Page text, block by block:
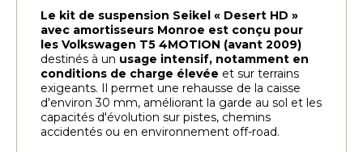
Le kit de suspension Seikel « Desert HD »
avec amortisseurs Monroe est conçu pour
les Volkswagen T5 4MOTION (avant 2009)
destinés à un usage intensif, notamment en
conditions de charge élevée et sur terrains
exigeants. Il permet une rehausse de la caisse
d'environ 30 mm, améliorant la garde au sol et les
capacités d'évolution sur pistes, chemins
accidentés ou en environnement off-road.